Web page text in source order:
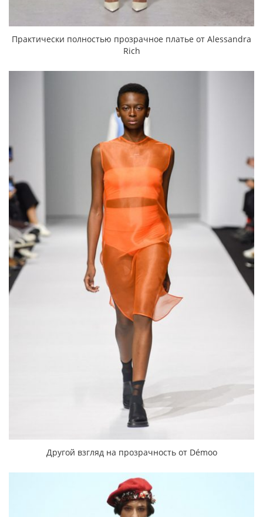
Практически полностью прозрачное платье от Alessandra
Rich
Другой взгляд на прозрачность от Démoo